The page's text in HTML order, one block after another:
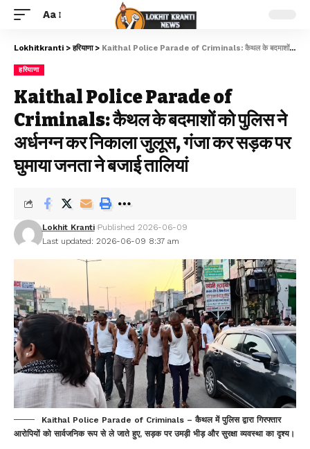
Aa
Lokhitkranti >हरियाणा> Kaithal Police Parade of Criminals: कैथल के बदमाशों को पुलिस ने अर्धनग्न कर निकाला जुलूस, गंजा कर सड़क पर घुमाया जनता ने बजाई तालियां
हरियाणा
Kaithal Police Parade of
Criminals: कैथल के बदमाशों को पुलिस ने
अर्धनग्न कर निकाला जुलूस, गंजा कर सड़क पर
घुमाया जनता ने बजाई तालियां
Last updated: 2026-06-09 8:37 am
Lokhit Kranti Published 2026-06-09
Kaithal Police Parade of Criminals – कैथल में पुलिस द्वारा गिरफ्तार
आरोपियों को सार्वजनिक रूप से ले जाते हुए, सड़क पर उमड़ी भीड़ और सुरक्षा व्यवस्था का दृश्य।